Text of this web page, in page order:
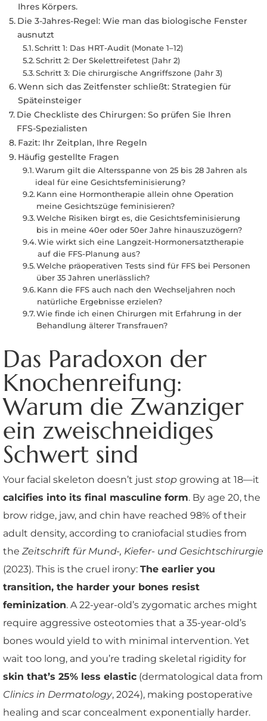
Ihres Körpers.
Die 3-Jahres-Regel: Wie man das biologische Fenster
ausnutzt
Schritt 1: Das HRT-Audit (Monate 1–12)
Schritt 2: Der Skelettreifetest (Jahr 2)
Schritt 3: Die chirurgische Angriffszone (Jahr 3)
Wenn sich das Zeitfenster schließt: Strategien für
Späteinsteiger
Die Checkliste des Chirurgen: So prüfen Sie Ihren
FFS-Spezialisten
Fazit: Ihr Zeitplan, Ihre Regeln
Häufig gestellte Fragen
Warum gilt die Altersspanne von 25 bis 28 Jahren als
ideal für eine Gesichtsfeminisierung?
Kann eine Hormontherapie allein ohne Operation
meine Gesichtszüge feminisieren?
Welche Risiken birgt es, die Gesichtsfeminisierung
bis in meine 40er oder 50er Jahre hinauszuzögern?
Wie wirkt sich eine Langzeit-Hormonersatztherapie
auf die FFS-Planung aus?
Welche präoperativen Tests sind für FFS bei Personen
über 35 Jahren unerlässlich?
Kann die FFS auch nach den Wechseljahren noch
natürliche Ergebnisse erzielen?
Wie finde ich einen Chirurgen mit Erfahrung in der
Behandlung älterer Transfrauen?
Das Paradoxon der
Knochenreifung:
Warum die Zwanziger
ein zweischneidiges
Schwert sind
Your facial skeleton doesn’t just stop growing at 18—it
calcifies into its final masculine form. By age 20, the
brow ridge, jaw, and chin have reached 98% of their
adult density, according to craniofacial studies from
the Zeitschrift für Mund-, Kiefer- und Gesichtschirurgie
(2023). This is the cruel irony: The earlier you
transition, the harder your bones resist
feminization. A 22-year-old’s zygomatic arches might
require aggressive osteotomies that a 35-year-old’s
bones would yield to with minimal intervention. Yet
wait too long, and you’re trading skeletal rigidity for
skin that’s 25% less elastic (dermatological data from
Clinics in Dermatology, 2024), making postoperative
healing and scar concealment exponentially harder.